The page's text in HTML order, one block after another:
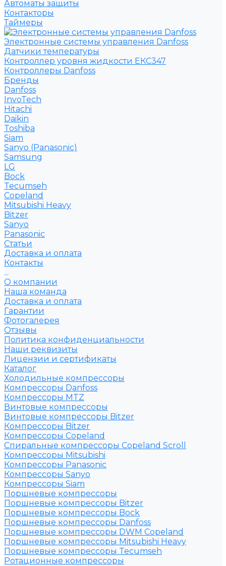
Автоматы защиты
Контакторы
Таймеры
Электронные системы управления Danfoss
Датчики температуры
Контроллер уровня жидкости ЕКС347
Контроллеры Danfoss
Бренды
Danfoss
InvoTech
Hitachi
Daikin
Toshiba
Siam
Sanyo (Panasonic)
Samsung
LG
Bock
Tecumseh
Copeland
Mitsubishi Heavy
Bitzer
Sanyo
Рanasonic
Статьи
Доставка и оплата
Контакты
...
О компании
Наша команда
Доставка и оплата
Гарантии
Фотогалерея
Отзывы
Политика конфиденциальности
Наши реквизиты
Лицензии и сертификаты
Каталог
Холодильные компрессоры
Компрессоры Danfoss
Компрессоры MTZ
Винтовые компрессоры
Винтовые компрессоры Bitzer
Компрессоры Bitzer
Компрессоры Copeland
Спиральные компрессоры Copeland Scroll
Компрессоры Mitsubishi
Компрессоры Panasonic
Компрессоры Sanyo
Компрессоры Siam
Поршневые компрессоры
Поршневые компрессоры Bitzer
Поршневые компрессоры Bock
Поршневые компрессоры Danfoss
Поршневые компрессоры DWM Copeland
Поршневые компрессоры Mitsubishi Heavy
Поршневые компрессоры Tecumseh
Ротационные компрессоры